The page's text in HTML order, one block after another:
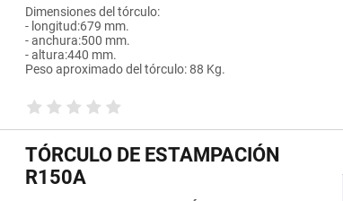
Dimensiones del tórculo:
- longitud:679 mm.
- anchura:500 mm.
- altura:440 mm.
Peso aproximado del tórculo: 88 Kg.
TÓRCULO DE ESTAMPACIÓN
R150A